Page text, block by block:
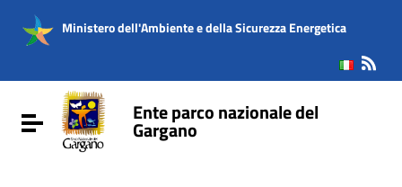
Vai al menu di navigazione
Vai al footer
Ministero dell'Ambiente e della Sicurezza Energetica
Attiva / disattiva la navigazioneEnte parco nazionale del
Gargano